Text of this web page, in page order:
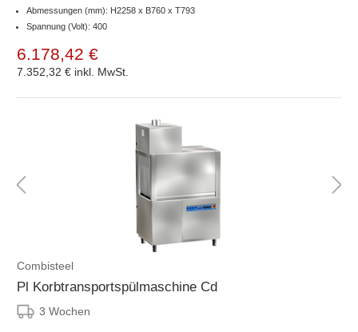
Abmessungen (mm): H2258 x B760 x T793
Spannung (Volt): 400
6.178,42 €
7.352,32 € inkl. MwSt.
Combisteel
Pl Korbtransportspülmaschine Cd
3 Wochen